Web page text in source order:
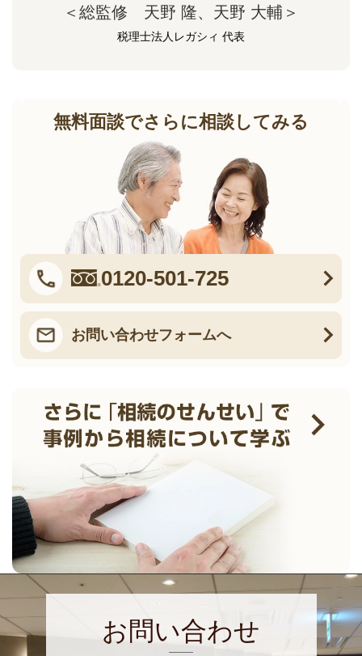
＜総監修 天野 隆、天野 大輔＞
税理士法人レガシィ 代表
無料面談でさらに相談してみる
0120-501-725
お問い合わせフォームへ
お問い合わせ